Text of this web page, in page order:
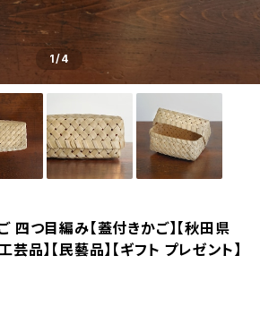
1/4
四つ目編み【蓋付きかご】【秋田県
芸品】【民藝品】【ギフト プレゼント】